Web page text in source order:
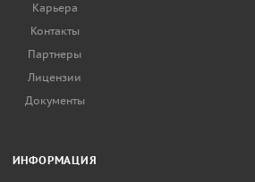
Карьера
Контакты
Партнеры
Лицензии
Документы
ИНФОРМАЦИЯ